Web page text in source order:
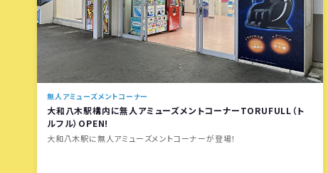
無人アミューズメントコーナー
大和八木駅構内に無人アミューズメントコーナーTORUFULL（ト
ルフル）OPEN!
大和八木駅に無人アミューズメントコーナーが登場！